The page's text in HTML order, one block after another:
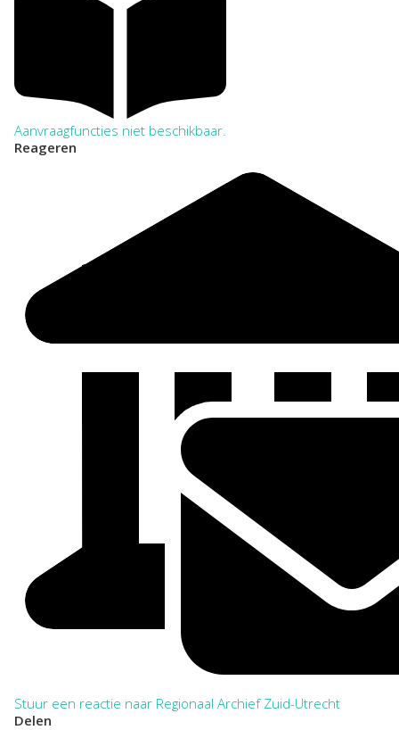
Aanvraagfuncties niet beschikbaar.
Reageren
Stuur een reactie naar Regionaal Archief Zuid-Utrecht
Delen